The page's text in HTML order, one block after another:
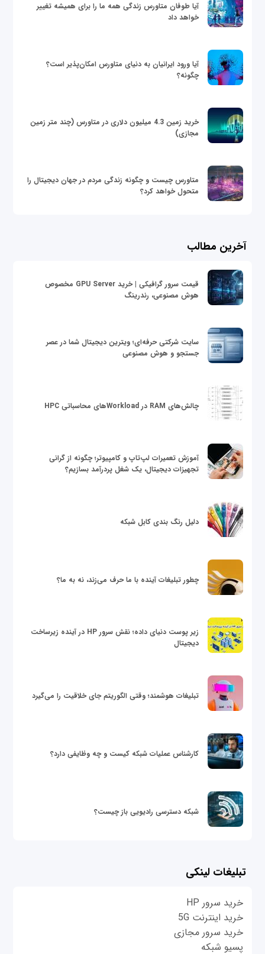
آیا طوفان متاورس زندگی همه ما را برای همیشه تغییر
خواهد داد
آیا ورود ایرانیان به دنیای متاورس امکان‌پذیر است؟
چگونه؟
خرید زمین 4.3 میلیون دلاری در متاورس (چند متر زمین
مجازی)
متاورس چیست و چگونه زندگی مردم در جهان دیجیتال را
متحول خواهد کرد؟
آخرین مطالب
قیمت سرور گرافیکی | خرید GPU Server مخصوص
هوش مصنوعی، رندرینگ
سایت شرکتی حرفه‌ای؛ ویترین دیجیتال شما در عصر
جستجو و هوش مصنوعی
چالش‌های RAM در Workloadهای محاسباتی HPC
آموزش تعمیرات لپ‌تاپ و کامپیوتر؛ چگونه از گرانی
تجهیزات دیجیتال، یک شغل پردرآمد بسازیم؟
دلیل رنگ بندی کابل شبکه
چطور تبلیغات آینده با ما حرف می‌زند، نه به ما؟
زیر پوست دنیای داده؛ نقش سرور HP در آینده زیرساخت
دیجیتال
تبلیغات هوشمند؛ وقتی الگوریتم جای خلاقیت را می‌گیرد
کارشناس عملیات شبکه کیست و چه وظایفی دارد؟
شبکه دسترسی رادیویی باز چیست؟
تبلیغات لینکی
خرید سرور HP
خرید اینترنت 5G
خرید سرور مجازی
پسیو شبکه